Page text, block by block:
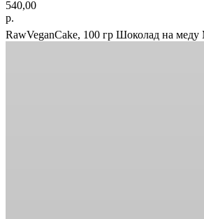
540,00
р.
RawVeganCake, 100 гр Шоколад на